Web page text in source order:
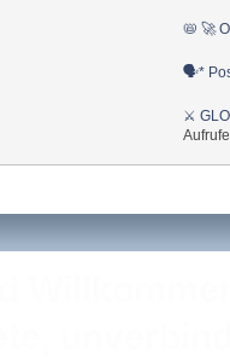
📛 🚀
🗣*
⚔
Aufrufe